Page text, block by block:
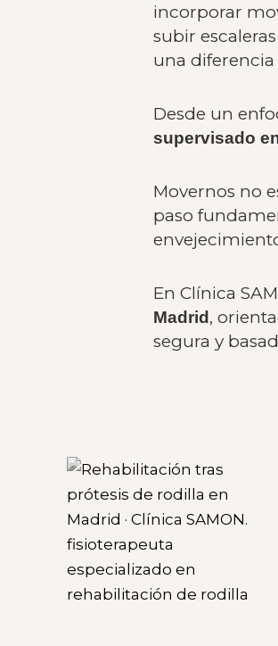
incorporar
subir
una
Desde un
supervisado
Movernos no
paso
En Clínica
Madrid ,
segura y